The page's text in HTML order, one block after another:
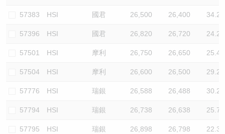
57383 HSI 國君 26,500 26,400 34.2
57396 HSI 國君 26,820 26,720 24.2
57501 HSI 摩利 26,750 26,650 25.4
57504 HSI 摩利 26,600 26,500 29.2
57776 HSI 瑞銀 26,588 26,488 30.2
57794 HSI 瑞銀 26,738 26,638 25.7
57795 HSI 瑞銀 26,898 26,798 22.3